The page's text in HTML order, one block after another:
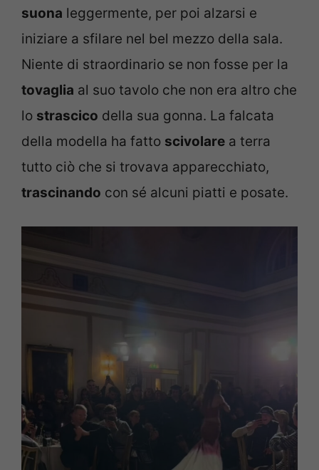
suona leggermente, per poi alzarsi e
iniziare a sfilare nel bel mezzo della sala.
Niente di straordinario se non fosse per la
tovaglia al suo tavolo che non era altro che
lo strascico della sua gonna. La falcata
della modella ha fatto scivolare a terra
tutto ciò che si trovava apparecchiato,
trascinando con sé alcuni piatti e posate.